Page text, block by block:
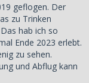
geflogen. Der
zu Trinken
hab ich so
Ende 2023 erlebt.
zu sehen.
und Abflug kann